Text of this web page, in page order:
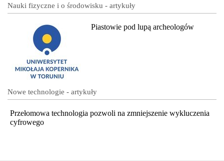
Nauki fizyczne i o środowisku - artykuły
Piastowie pod lupą archeologów
Nowe technologie - artykuły
Przełomowa technologia pozwoli na zmniejszenie wykluczenia
cyfrowego